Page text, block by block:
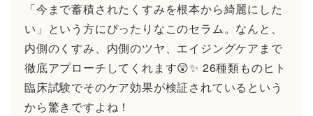
「今まで蓄積されたくすみを根本から綺麗にした
い」という方にぴったりなこのセラム。なんと、
内側のくすみ、内側のツヤ、エイジングケアまで
徹底アプローチしてくれます😲✨ 26種類ものヒト
臨床試験でそのケア効果が検証されているという
から驚きですよね！